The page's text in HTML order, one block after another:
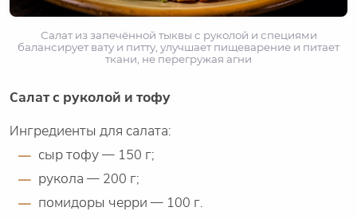
Салат из запечённой тыквы с руколой и специями
балансирует вату и питту, улучшает пищеварение и питает
ткани, не перегружая агни
Салат с руколой и тофу
Ингредиенты для салата:
сыр тофу — 150 г;
рукола — 200 г;
помидоры черри — 100 г.